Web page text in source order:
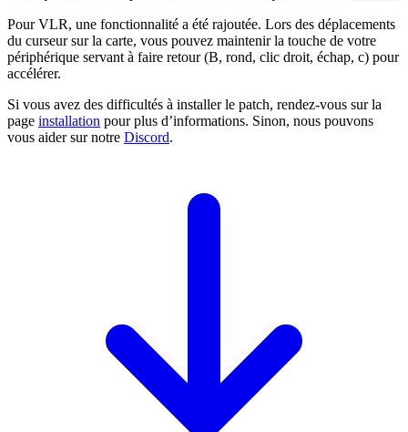
Pour VLR, une fonctionnalité a été rajoutée. Lors des déplacements
du curseur sur la carte, vous pouvez maintenir la touche de votre
périphérique servant à faire retour (B, rond, clic droit, échap, c) pour
accélérer.
Si vous avez des difficultés à installer le patch, rendez-vous sur la
page installation pour plus d’informations. Sinon, nous pouvons
vous aider sur notre Discord.